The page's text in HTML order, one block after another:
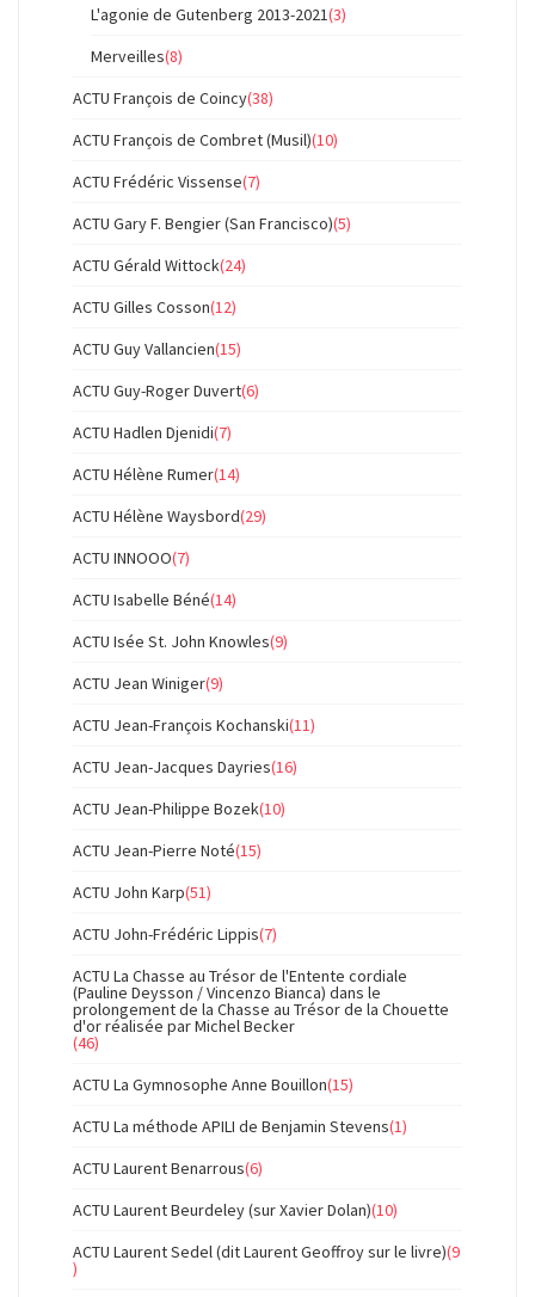
L'agonie de Gutenberg 2013-2021(3)
Merveilles(8)
ACTU François de Coincy(38)
ACTU François de Combret (Musil)(10)
ACTU Frédéric Vissense(7)
ACTU Gary F. Bengier (San Francisco)(5)
ACTU Gérald Wittock(24)
ACTU Gilles Cosson(12)
ACTU Guy Vallancien(15)
ACTU Guy-Roger Duvert(6)
ACTU Hadlen Djenidi(7)
ACTU Hélène Rumer(14)
ACTU Hélène Waysbord(29)
ACTU INNOOO(7)
ACTU Isabelle Béné(14)
ACTU Isée St. John Knowles(9)
ACTU Jean Winiger(9)
ACTU Jean-François Kochanski(11)
ACTU Jean-Jacques Dayries(16)
ACTU Jean-Philippe Bozek(10)
ACTU Jean-Pierre Noté(15)
ACTU John Karp(51)
ACTU John-Frédéric Lippis(7)
ACTU La Chasse au Trésor de l'Entente cordiale
(Pauline Deysson / Vincenzo Bianca) dans le
prolongement de la Chasse au Trésor de la Chouette
d'or réalisée par Michel Becker
(46)
ACTU La Gymnosophe Anne Bouillon(15)
ACTU La méthode APILI de Benjamin Stevens(1)
ACTU Laurent Benarrous(6)
ACTU Laurent Beurdeley (sur Xavier Dolan)(10)
ACTU Laurent Sedel (dit Laurent Geoffroy sur le livre)(9
)